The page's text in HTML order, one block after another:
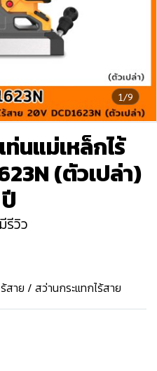
1/9
นแม่เหล็กไร้
(ตัวเปล่า)
รีวิว
สาย / สว่านกระแทกไร้สาย